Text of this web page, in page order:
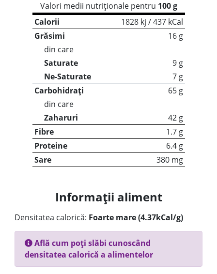
Valori medii nutriționale pentru 100 g
Calorii
1828 kj / 437 kCal
Grăsimi
16 g
din care
Saturate
9 g
Ne-Saturate
7 g
Carbohidrați
65 g
din care
Zaharuri
42 g
Fibre
1.7 g
Proteine
6.4 g
Sare
380 mg
Informații aliment
Densitatea calorică: Foarte mare (4.37kCal/g)
Află cum poți slăbi cunoscând
densitatea calorică a alimentelor